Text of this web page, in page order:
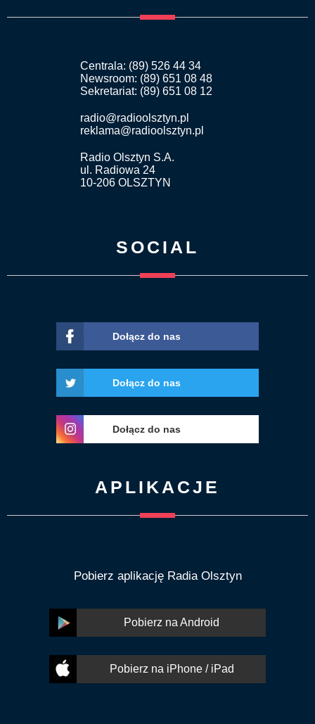
Centrala: (89) 526 44 34
Newsroom: (89) 651 08 48
Sekretariat: (89) 651 08 12
radio@radioolsztyn.pl
reklama@radioolsztyn.pl
Radio Olsztyn S.A.
ul. Radiowa 24
10-206 OLSZTYN
SOCIAL
Dołącz do nas
Dołącz do nas
Dołącz do nas
APLIKACJE
Pobierz aplikację Radia Olsztyn
Pobierz na Android
Pobierz na iPhone / iPad